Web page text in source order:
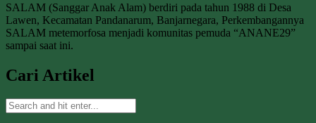
SALAM (Sanggar Anak Alam) berdiri pada tahun 1988 di Desa
Lawen, Kecamatan Pandanarum, Banjarnegara, Perkembangannya
SALAM metemorfosa menjadi komunitas pemuda “ANANE29”
sampai saat ini.
Cari Artikel